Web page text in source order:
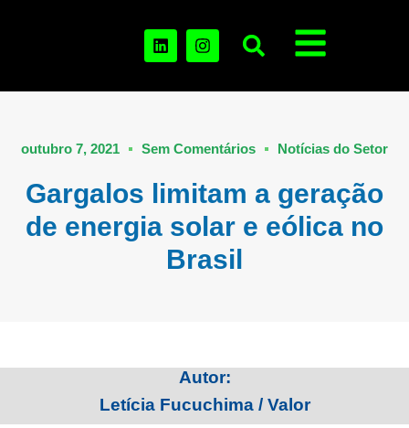
outubro 7, 2021 Sem Comentários Notícias do Setor
Gargalos limitam a geração
de energia solar e eólica no
Brasil
Autor:
Letícia Fucuchima / Valor